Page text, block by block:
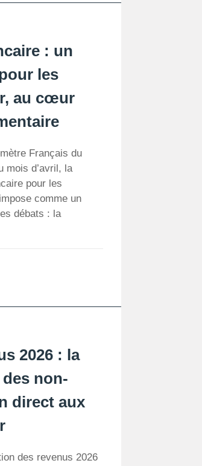
: un
les
au cœur
Français du
mois d’avril, la
pour les
comme un
débats : la
2026 : la
non-
direct aux
des revenus 2026